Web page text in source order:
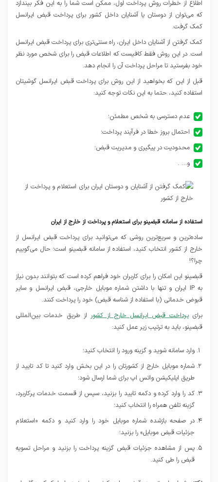
اطلاع از خطرات روش پرداخت اول، ممکن است شما را به این فکر بیندازد
که می‌توان از دوستان یا آشنایان داخل کشور برای پرداخت قبض ایرانسل
کمک گرفت.
کمک گرفتن از آشنایان داخل ایران، راه سنتی‌تری برای پرداخت قبض ایرانسل
است. در این روش فقط کافیست که اطلاعات قبض را برای شخص مورد نظر
خود بفرستید تا مراحل پرداخت آن را انجام دهد.
قبل از این که بخواهید از این روش برای پرداخت قبض ایرانسل گوشیتان
استفاده کنید، حتما به این نکات توجه کنید:
عدم دسترسی به شخص مطمئن؛
احتمال بروز خطا در فرآیند پرداخت؛
محدودیت در پیگیری و مدیریت قبض؛
و… .
استفاده از سامانه قبضینو برای استعلام و پرداخت از خارج از ایران
ساده‌ترین و سریع‌ترین روشی که می‌توانید برای پرداخت قبض ایرانسل از
خارج از کشور انتخاب کنید، استفاده از سامانه قبضینو است؛ حال می‌گوییم
چرا؟!
قبضینو این امکان را برای کاربران خود فراهم کرده است که بتوانند بدون نیاز
به IP ایران و تنها با داشتن شماره موبایل خارجی، قبض ایرانسل و سایر
قبوض خدماتی (با استفاده از شناسه قبض) خود را پرداخت کنند.
برایپرداخت قبض ایرانسل خارج از كشور از طریق خدمات بین‌المللی
قبضینو، باید به ترتیب زیر عمل کنید:
وارد سامانه شوید و گزینه ورود را انتخاب کنید؛
شماره موبایل خارج از کشورتان را در این بخش وارد کنید تا کد تایید از
طریق اپلیکیشن واتس اپ برای شما ارسال شود؛
کد را وارد کرده و دکمه تایید را بزنید،‌ سپس از قسمت خدمات پرکاربرد،
گزینه تلفن همراه را انتخاب کنید؛
در صفحه بازشده شماره موبایل خود را وارد کنید و دکمه «استعلام
جزئیات قبض موبایل» را بزنید؛
پس از مشاهده جزئیات قبض گزینه پرداخت را بزنید و مراحل تسویه
قبض را طی کنید.